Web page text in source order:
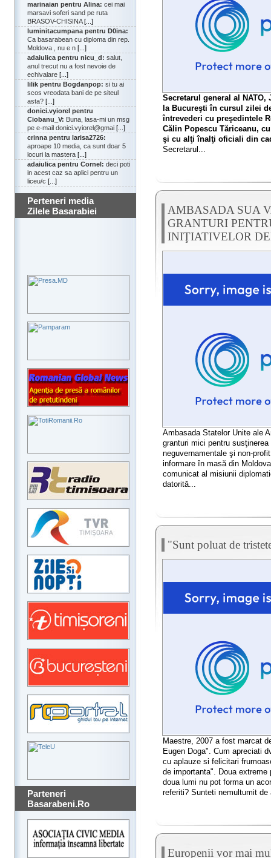
marinaian pentru Alina: cei mai
marsavi soferi sand pe ruta
BRASOV-CHISINA[...]
luminitacumpana pentru D0ina:
Ca basarabean cu diploma din rep.
Moldova , nu e n [...]
adaiulica pentru nicu_d: salut,
anul trecut nu a fost nevoie de
echivalare [...]
lilik pentru Bogdanpop: si tu ai
scos vreodata bani de pe siteul
asta? [...]
donici.vyiorel pentru
Ciobanu_V: Buna, lasa-mi un msg
pe e-mail donici.vyiorel@gmai [...]
crinna pentru larisa2726:
aproape 10 media, ca sunt doar 5
locuri la mastera [...]
adaiulica pentru Cornel: deci poti
in acest caz sa aplici pentru un
liceu/c [...]
Perteneri media
Zilele Basarabiei
Parteneri
Basarabeni.Ro
Secretarul general al NATO,
la Bucureşti în cursul zilei
întrevederi cu preşedintele
Călin Popescu Tăriceanu,
şi cu alţi înalţi oficiali din
Secretarul...
AMBASADA SUA
GRANTURI
INIŢIATIVELOR
Ambasada Statelor Unite ale
granturi mici pentru
neguvernamentale şi non-
informare în masă din
comunicat al misiunii
datorită...
"Sunt poluat de
Maestre, 2007 a fost marcat
Eugen Doga". Cum apreciati
cu aplauze si felicitari
de importanta". Doua
doua lumi nu pot forma un
referiti? Sunteti nemultumit
Europenii vor mai